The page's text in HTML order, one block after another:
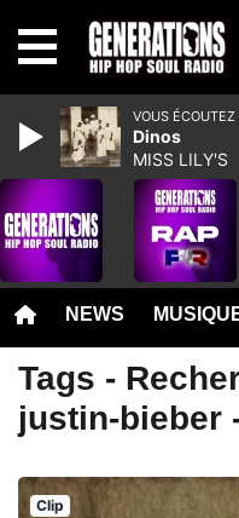
NEWS
Tags -
justin-bieber
Clip
VOUS ÉCOUTEZ
Dinos
MISS LILY'S